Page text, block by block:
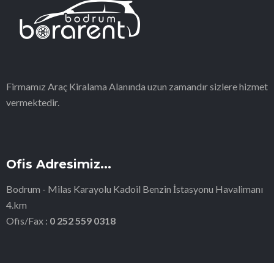
Firmamız Araç Kiralama Alanında uzun zamandır sizlere hizmet
vermektedir.
Ofis Adresimiz...
Bodrum - Milas Karayolu Kadoil Benzin İstasyonu Havalimanı
4.km
Ofis/Fax : 0 252 559 0318